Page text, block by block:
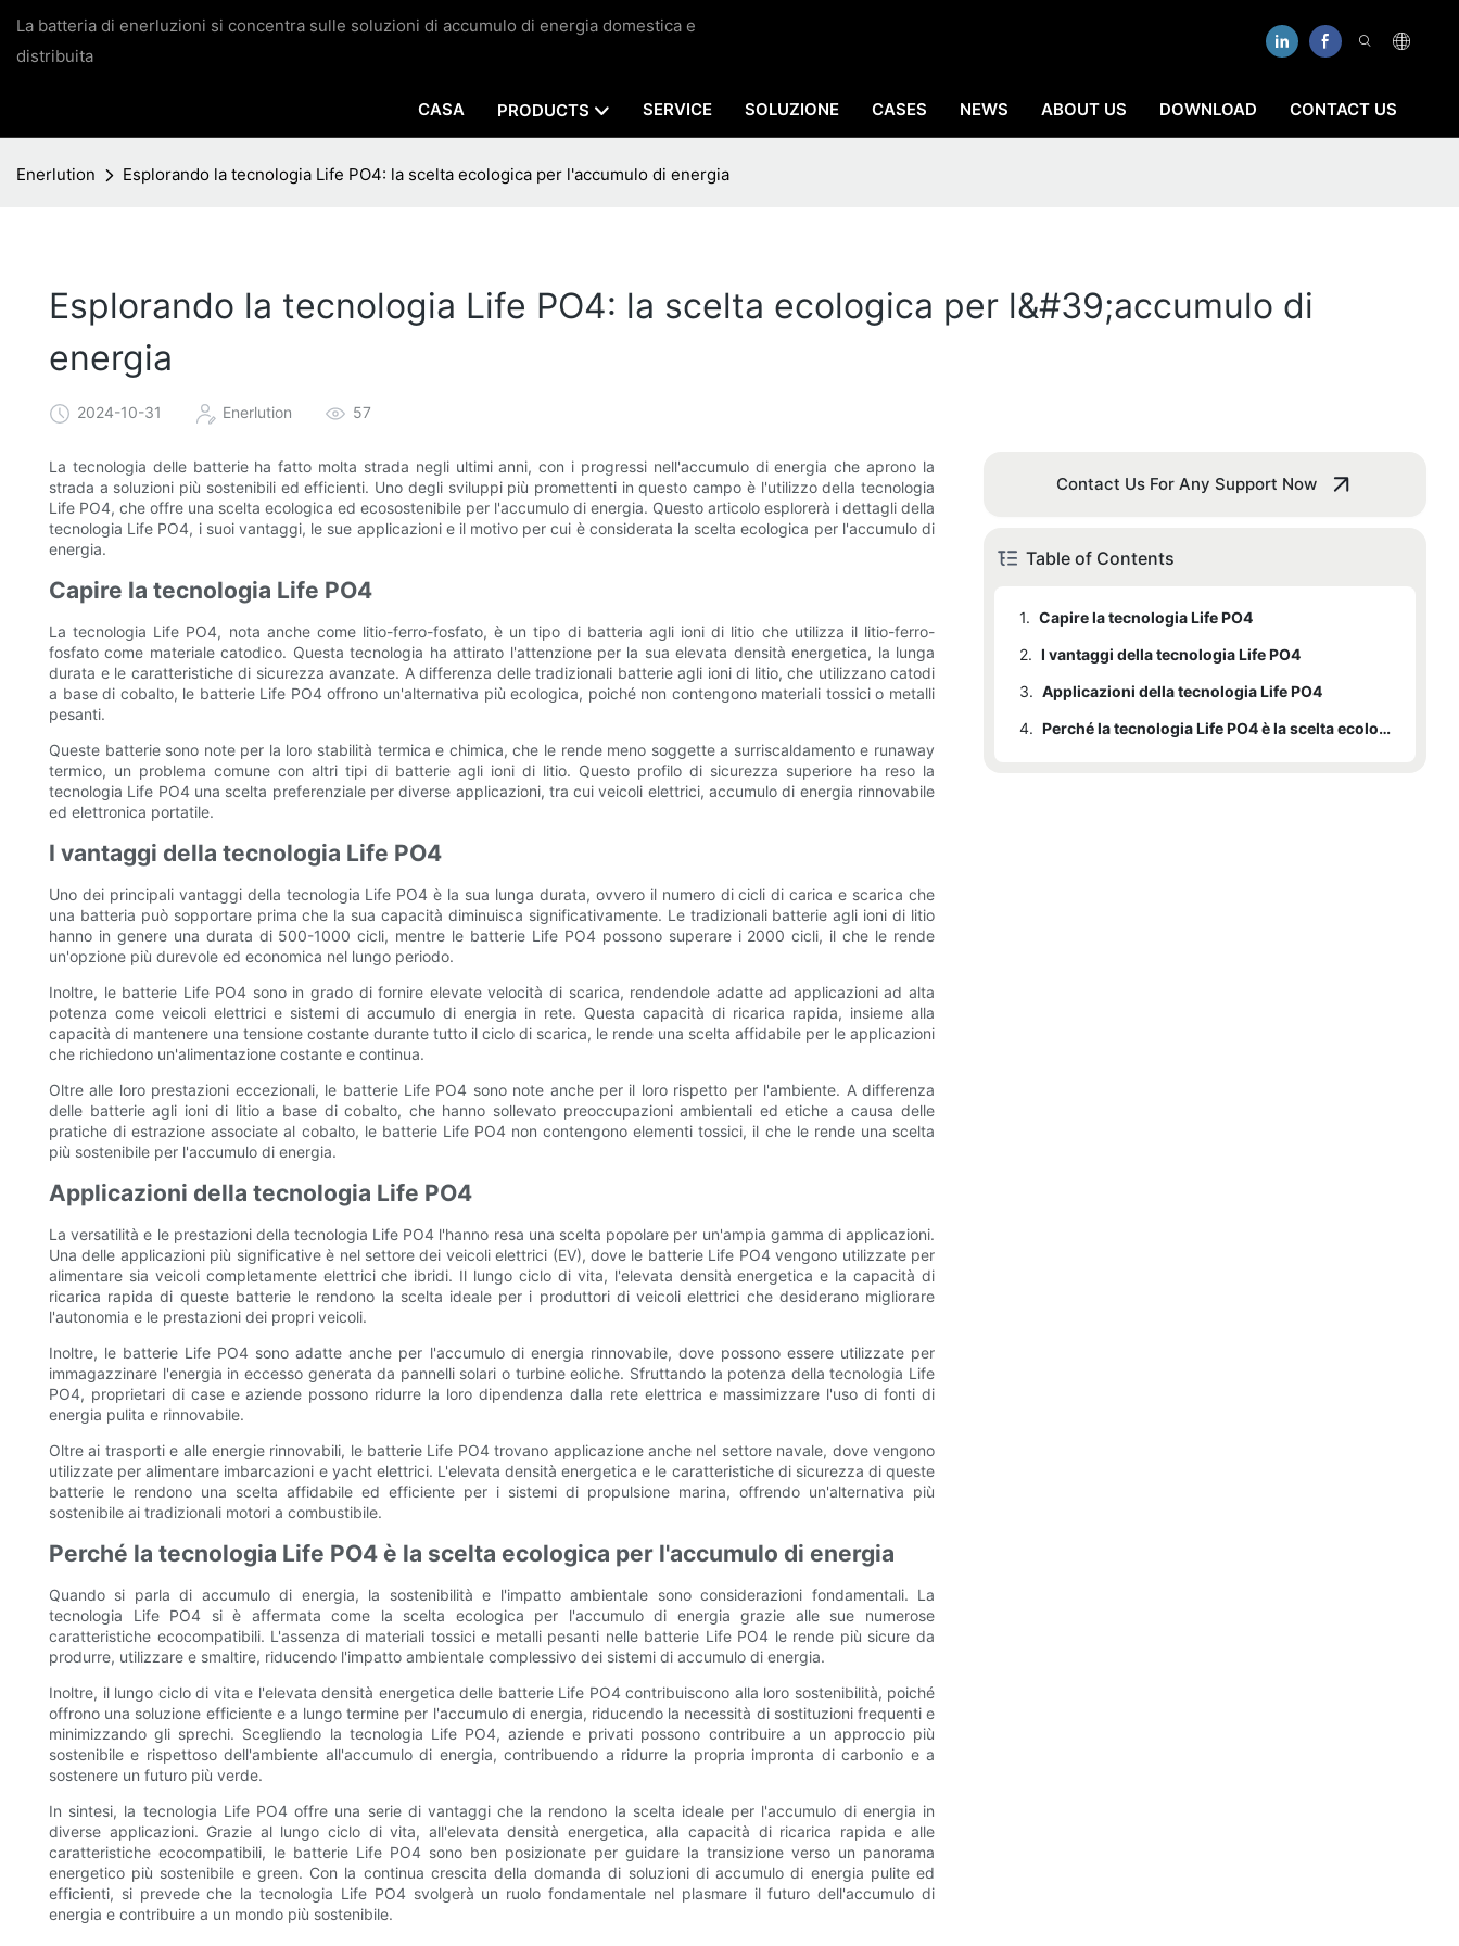
La batteria di enerluzioni si concentra sulle soluzioni di accumulo di energia domestica e
distribuita
CASA PRODUCTS SERVICE SOLUZIONE CASES NEWS ABOUT US DOWNLOAD CONTACT US
Enerlution Esplorando la tecnologia Life PO4: la scelta ecologica per l'accumulo di energia
Esplorando la tecnologia Life PO4: la scelta ecologica per l&#39;accumulo di
energia
2024-10-31 Enerlution 57
La tecnologia delle batterie ha fatto molta strada negli ultimi anni, con i progressi nell'accumulo di energia che aprono la
strada a soluzioni più sostenibili ed efficienti. Uno degli sviluppi più promettenti in questo campo è l'utilizzo della tecnologia
Life PO4, che offre una scelta ecologica ed ecosostenibile per l'accumulo di energia. Questo articolo esplorerà i dettagli della
tecnologia Life PO4, i suoi vantaggi, le sue applicazioni e il motivo per cui è considerata la scelta ecologica per l'accumulo di
energia.
Capire la tecnologia Life PO4
La tecnologia Life PO4, nota anche come litio-ferro-fosfato, è un tipo di batteria agli ioni di litio che utilizza il litio-ferro-
fosfato come materiale catodico. Questa tecnologia ha attirato l'attenzione per la sua elevata densità energetica, la lunga
durata e le caratteristiche di sicurezza avanzate. A differenza delle tradizionali batterie agli ioni di litio, che utilizzano catodi
a base di cobalto, le batterie Life PO4 offrono un'alternativa più ecologica, poiché non contengono materiali tossici o metalli
pesanti.
Queste batterie sono note per la loro stabilità termica e chimica, che le rende meno soggette a surriscaldamento e runaway
termico, un problema comune con altri tipi di batterie agli ioni di litio. Questo profilo di sicurezza superiore ha reso la
tecnologia Life PO4 una scelta preferenziale per diverse applicazioni, tra cui veicoli elettrici, accumulo di energia rinnovabile
ed elettronica portatile.
I vantaggi della tecnologia Life PO4
Uno dei principali vantaggi della tecnologia Life PO4 è la sua lunga durata, ovvero il numero di cicli di carica e scarica che
una batteria può sopportare prima che la sua capacità diminuisca significativamente. Le tradizionali batterie agli ioni di litio
hanno in genere una durata di 500-1000 cicli, mentre le batterie Life PO4 possono superare i 2000 cicli, il che le rende
un'opzione più durevole ed economica nel lungo periodo.
Inoltre, le batterie Life PO4 sono in grado di fornire elevate velocità di scarica, rendendole adatte ad applicazioni ad alta
potenza come veicoli elettrici e sistemi di accumulo di energia in rete. Questa capacità di ricarica rapida, insieme alla
capacità di mantenere una tensione costante durante tutto il ciclo di scarica, le rende una scelta affidabile per le applicazioni
che richiedono un'alimentazione costante e continua.
Oltre alle loro prestazioni eccezionali, le batterie Life PO4 sono note anche per il loro rispetto per l'ambiente. A differenza
delle batterie agli ioni di litio a base di cobalto, che hanno sollevato preoccupazioni ambientali ed etiche a causa delle
pratiche di estrazione associate al cobalto, le batterie Life PO4 non contengono elementi tossici, il che le rende una scelta
più sostenibile per l'accumulo di energia.
Applicazioni della tecnologia Life PO4
La versatilità e le prestazioni della tecnologia Life PO4 l'hanno resa una scelta popolare per un'ampia gamma di applicazioni.
Una delle applicazioni più significative è nel settore dei veicoli elettrici (EV), dove le batterie Life PO4 vengono utilizzate per
alimentare sia veicoli completamente elettrici che ibridi. Il lungo ciclo di vita, l'elevata densità energetica e la capacità di
ricarica rapida di queste batterie le rendono la scelta ideale per i produttori di veicoli elettrici che desiderano migliorare
l'autonomia e le prestazioni dei propri veicoli.
Inoltre, le batterie Life PO4 sono adatte anche per l'accumulo di energia rinnovabile, dove possono essere utilizzate per
immagazzinare l'energia in eccesso generata da pannelli solari o turbine eoliche. Sfruttando la potenza della tecnologia Life
PO4, proprietari di case e aziende possono ridurre la loro dipendenza dalla rete elettrica e massimizzare l'uso di fonti di
energia pulita e rinnovabile.
Oltre ai trasporti e alle energie rinnovabili, le batterie Life PO4 trovano applicazione anche nel settore navale, dove vengono
utilizzate per alimentare imbarcazioni e yacht elettrici. L'elevata densità energetica e le caratteristiche di sicurezza di queste
batterie le rendono una scelta affidabile ed efficiente per i sistemi di propulsione marina, offrendo un'alternativa più
sostenibile ai tradizionali motori a combustibile.
Perché la tecnologia Life PO4 è la scelta ecologica per l'accumulo di energia
Quando si parla di accumulo di energia, la sostenibilità e l'impatto ambientale sono considerazioni fondamentali. La
tecnologia Life PO4 si è affermata come la scelta ecologica per l'accumulo di energia grazie alle sue numerose
caratteristiche ecocompatibili. L'assenza di materiali tossici e metalli pesanti nelle batterie Life PO4 le rende più sicure da
produrre, utilizzare e smaltire, riducendo l'impatto ambientale complessivo dei sistemi di accumulo di energia.
Inoltre, il lungo ciclo di vita e l'elevata densità energetica delle batterie Life PO4 contribuiscono alla loro sostenibilità, poiché
offrono una soluzione efficiente e a lungo termine per l'accumulo di energia, riducendo la necessità di sostituzioni frequenti e
minimizzando gli sprechi. Scegliendo la tecnologia Life PO4, aziende e privati ​​possono contribuire a un approccio più
sostenibile e rispettoso dell'ambiente all'accumulo di energia, contribuendo a ridurre la propria impronta di carbonio e a
sostenere un futuro più verde.
In sintesi, la tecnologia Life PO4 offre una serie di vantaggi che la rendono la scelta ideale per l'accumulo di energia in
diverse applicazioni. Grazie al lungo ciclo di vita, all'elevata densità energetica, alla capacità di ricarica rapida e alle
caratteristiche ecocompatibili, le batterie Life PO4 sono ben posizionate per guidare la transizione verso un panorama
energetico più sostenibile e green. Con la continua crescita della domanda di soluzioni di accumulo di energia pulite ed
efficienti, si prevede che la tecnologia Life PO4 svolgerà un ruolo fondamentale nel plasmare il futuro dell'accumulo di
energia e contribuire a un mondo più sostenibile.
Contact Us For Any Support Now
Table of Contents
1. Capire la tecnologia Life PO4
2. I vantaggi della tecnologia Life PO4
3. Applicazioni della tecnologia Life PO4
4.
Perché la tecnologia Life PO4 è la scelta ecologica per l'accumulo di energia